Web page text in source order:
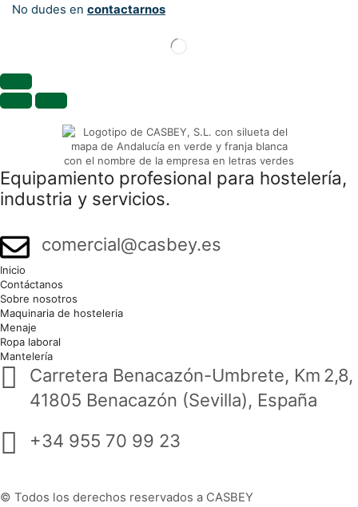
No dudes en contactarnos
Equipamiento profesional para hostelería,
industria y servicios.
comercial@casbey.es
Inicio
Contáctanos
Sobre nosotros
Maquinaria de hosteleria
Menaje
Ropa laboral
Mantelería
Carretera Benacazón-Umbrete, Km 2,8,
41805 Benacazón (Sevilla), España
+34 955 70 99 23
© Todos los derechos reservados a CASBEY